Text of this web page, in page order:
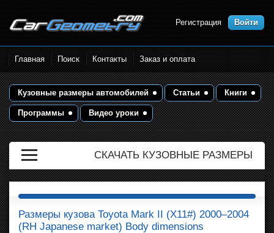
Размеры кузова автомобилей.
Контрольные точки и кузовные
размеры. Геометрия кузова
Регистрация Войти
Главная Поиск Контакты Заказ и оплата
Кузовные размеры автомобилей Статьи Книги
Программы Видео уроки
СКАЧАТЬ КУЗОВНЫЕ РАЗМЕРЫ
Размеры кузова Toyota Mark II (X11#) 2000–2004
(RH Japanese market) Body dimensions